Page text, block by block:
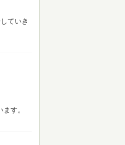
ていき
す。